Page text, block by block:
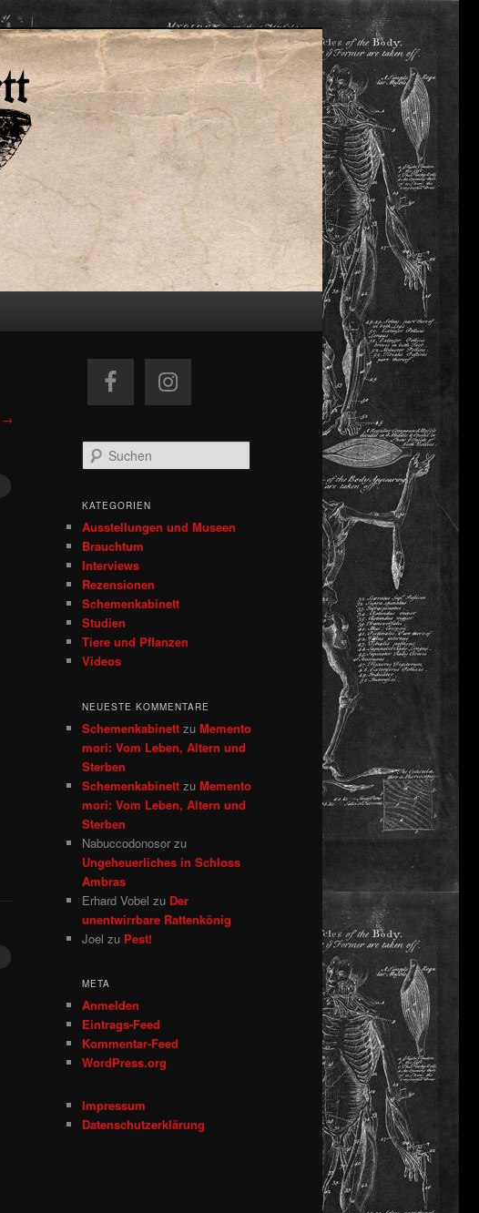
→
u
h
n
KATEGORIEN
Ausstellungen und Museen
Brauchtum
Interviews
Rezensionen
Schemenkabinett
Studien
Tiere und Pflanzen
Videos
NEUESTE KOMMENTARE
Schemenkabinett zu Memento
mori: Vom Leben, Altern und
Sterben
Schemenkabinett zu Memento
mori: Vom Leben, Altern und
Sterben
Nabuccodonosor zu
Ungeheuerliches in Schloss
Ambras
Erhard Vobel zu Der
unentwirrbare Rattenkönig
Joel zu Pest!
META
Anmelden
Eintrags-Feed
Kommentar-Feed
WordPress.org
Impressum
Datenschutzerklärung